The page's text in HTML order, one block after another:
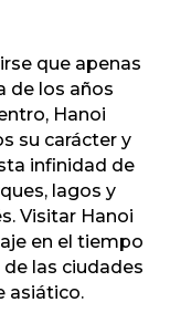
que apenas
de los años
Hanoi
su carácter y
infinidad de
lagos y
Visitar Hanoi
en el tiempo
las ciudades
asiático.